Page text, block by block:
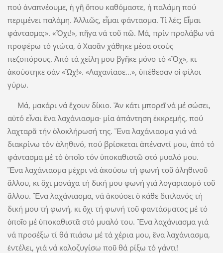
πού ἀναπνέουμε, ἡ γῆ ὅπου καθόμαστε, ἡ παλάμη πού
περιμένει παλάμη. Ἀλλιῶς, εἶμαι φάντασμα. Τί λές; Εἶμαι
φάντασμα;». «Ὄχι!», πῆγα νά τοῦ πῶ. Μά, πρίν προλάβω νά
προφέρω τό γιώτα, ὁ Χασᾶν χάθηκε μέσα στούς
πεζοπόρους. Ἀπό τά χείλη μου βγῆκε μόνο τό «Ὄχ», κι
ἀκούστηκε σάν «Ὤχ!». «Λαχανίασε...», ὑπέθεσαν οἱ φίλοι
γύρω.
Μά, μακάρι νά ἔχουν δίκιο. Ἄν κάτι μπορεῖ νά μέ σώσει,
αὐτό εἶναι ἕνα λαχάνιασμα· μία ἀπάντηση ἐκκρεμής, πού
λαχταρᾶ τήν ὁλοκλήρωσή της. Ἕνα λαχάνιασμα γιά νά
διακρίνω τόν ἀληθινό, πού βρίσκεται ἀπέναντί μου, ἀπό τό
φάντασμα μέ τό ὁποῖο τόν ὑποκαθιστῶ στό μυαλό μου.
Ἕνα λαχάνιασμα μέχρι νά ἀκούσω τή φωνή τοῦ ἀληθινοῦ
ἄλλου, κι ὄχι μονάχα τή δική μου φωνή γιά λογαριασμό τοῦ
ἄλλου. Ἕνα λαχάνιασμα, νά ἀκούσει ὁ κάθε διπλανός τή
δική μου τή φωνή, κι ὄχι τή φωνή τοῦ φαντάσματος μέ τό
ὁποῖο μέ ὑποκαθιστᾶ στό μυαλό του. Ἕνα λαχάνιασμα γιά
νά προσέξω τί θά πιάσω μέ τά χέρια μου, ἕνα λαχάνιασμα,
ἐντέλει, γιά νά καλοζυγίσω ποῦ θά ρίξω τό γάντι!